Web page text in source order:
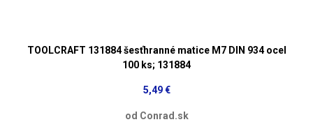
TOOLCRAFT 131884 šesťhranné matice M7 DIN 934 ocel
100 ks; 131884
5,49 €
od Conrad.sk